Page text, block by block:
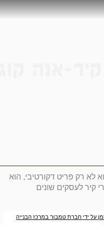
לא רק פריט דקורטיבי, הוא
קיר לעסקים שונים